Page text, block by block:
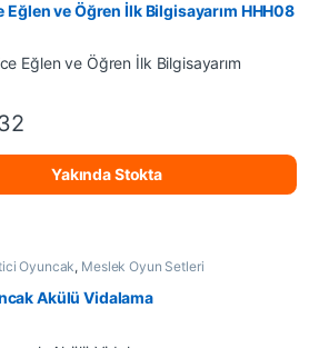
Eğlen ve Öğren İlk Bilgisayarım HHH08
Yakında Stokta
Oyuncak, Meslek Oyun Setleri
Akülü Vidalama